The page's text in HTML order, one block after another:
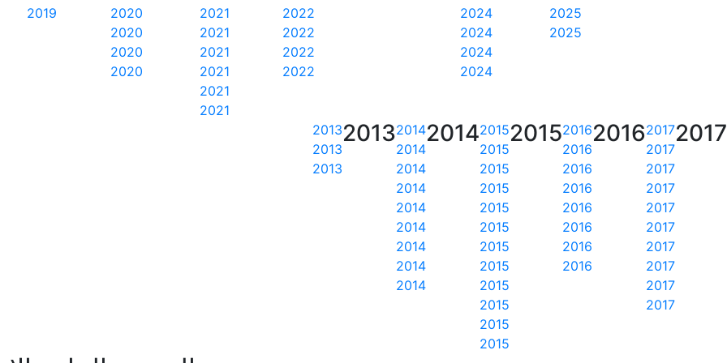
2025
2025
2024
2024
2024
2024
2022
2022
2022
2022
2021
2021
2021
2021
2021
2021
2020
2020
2020
2020
2019
2017
2017
2017
2017
2017
2017
2017
2017
2017
2017
2017
2016
2016
2016
2016
2016
2016
2016
2016
2016
2015
2015
2015
2015
2015
2015
2015
2015
2015
2015
2015
2015
2015
2014
2014
2014
2014
2014
2014
2014
2014
2014
2014
2013
2013
2013
2013